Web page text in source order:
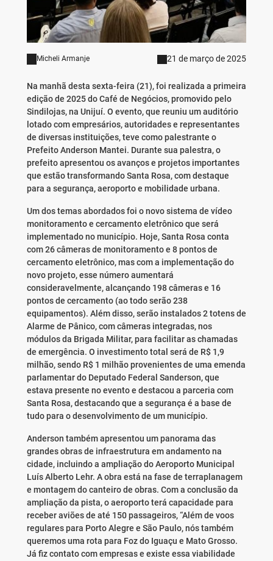
Micheli Armanje 21 de março de 2025
Na manhã desta sexta-feira (21), foi realizada a primeira
edição de 2025 do Café de Negócios, promovido pelo
Sindilojas, na Unijuí. O evento, que reuniu um auditório
lotado com empresários, autoridades e representantes
de diversas instituições, teve como palestrante o
Prefeito Anderson Mantei. Durante sua palestra, o
prefeito apresentou os avanços e projetos importantes
que estão transformando Santa Rosa, com destaque
para a segurança, aeroporto e mobilidade urbana.
Um dos temas abordados foi o novo sistema de vídeo
monitoramento e cercamento eletrônico que será
implementado no município. Hoje, Santa Rosa conta
com 26 câmeras de monitoramento e 8 pontos de
cercamento eletrônico, mas com a implementação do
novo projeto, esse número aumentará
consideravelmente, alcançando 198 câmeras e 16
pontos de cercamento (ao todo serão 238
equipamentos). Além disso, serão instalados 2 totens de
Alarme de Pânico, com câmeras integradas, nos
módulos da Brigada Militar, para facilitar as chamadas
de emergência. O investimento total será de R$ 1,9
milhão, sendo R$ 1 milhão provenientes de uma emenda
parlamentar do Deputado Federal Sanderson, que
estava presente no evento e destacou a parceria com
Santa Rosa, destacando que a segurança é a base de
tudo para o desenvolvimento de um município.
Anderson também apresentou um panorama das
grandes obras de infraestrutura em andamento na
cidade, incluindo a ampliação do Aeroporto Municipal
Luís Alberto Lehr. A obra está na fase de terraplanagem
e montagem do canteiro de obras. Com a conclusão da
ampliação da pista, o aeroporto terá capacidade para
receber aviões de até 150 passageiros, “Além de voos
regulares para Porto Alegre e São Paulo, nós também
queremos uma rota para Foz do Iguaçu e Mato Grosso.
Já fiz contato com empresas e existe essa viabilidade